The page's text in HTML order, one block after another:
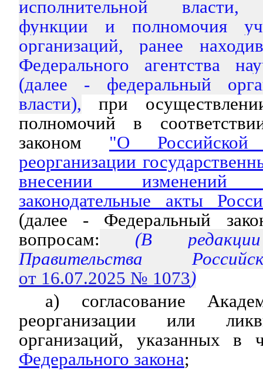
исполнительной власти,
функции и полномочия
организаций, ранее
Федерального агентства
(далее - федеральный
власти), при
полномочий в
законом "О
реорганизации
внесении
законодательные акты
(далее - Федеральный
вопросам: (В редакции
Правительства
от 16.07.2025 № 1073)
а) согласование
реорганизации или
организаций, указанных в
Федерального закона;